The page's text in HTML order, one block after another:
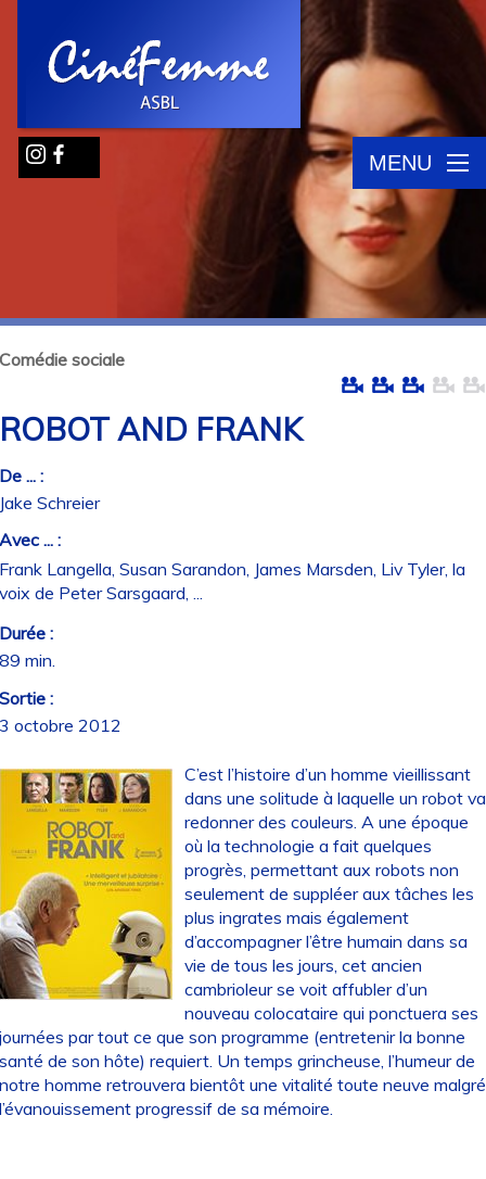
MENU
sociale
AND FRANK
... :
Schreier
... :
Langella, Susan Sarandon, James Marsden, Liv Tyler, la
de Peter Sarsgaard, ...
:
min.
:
octobre 2012
C’est l’histoire d’un homme vieillissant
dans une solitude à laquelle un robot va
redonner des couleurs. A une époque
où la technologie a fait quelques
progrès, permettant aux robots non
seulement de suppléer aux tâches les
plus ingrates mais également
d’accompagner l’être humain dans sa
vie de tous les jours, cet ancien
cambrioleur se voit affubler d’un
nouveau colocataire qui ponctuera ses
par tout ce que son programme (entretenir la bonne
de son hôte) requiert. Un temps grincheuse, l’humeur de
homme retrouvera bientôt une vitalité toute neuve malgré
progressif de sa mémoire.